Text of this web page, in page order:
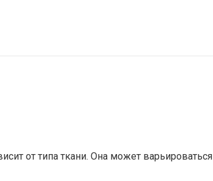
от типа ткани. Она может